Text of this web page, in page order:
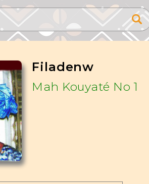
Filadenw
Mah Kouyaté No 1